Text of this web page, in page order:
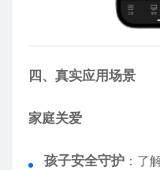
四、真实应用场景
家庭关爱
孩子安全守护 ：了